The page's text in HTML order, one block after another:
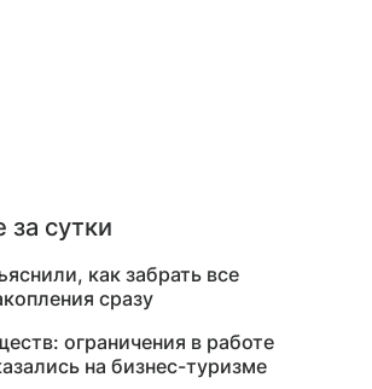
за сутки
как забрать все
сразу
ограничения в работе
на бизнес-туризме